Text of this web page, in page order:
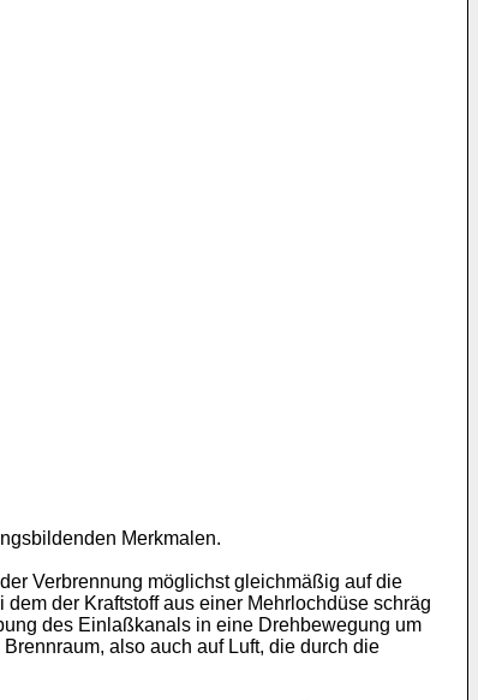
Merkmalen.
Verbrennung möglichst gleichmäßig auf die
der Kraftstoff aus einer Mehrlochdüse schräg
des Einlaßkanals in eine Drehbewegung um
also auch auf Luft, die durch die